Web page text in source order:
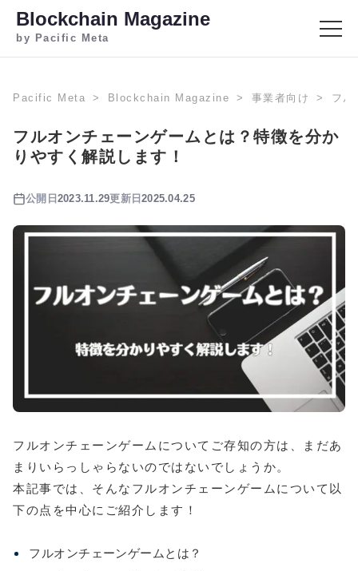
Blockchain Magazine
by Pacific Meta
Pacific Meta Blockchain Magazine 事業者向け フル
フルオンチェーンゲームとは？特徴を分か
りやすく解説します！
公開日 2023.11.29更新日2025.04.25
フルオンチェーンゲームについてご存知の方は、まだあ
まりいらっしゃらないのではないでしょうか。
本記事では、そんなフルオンチェーンゲームについて以
下の点を中心にご紹介します！
フルオンチェーンゲームとは？